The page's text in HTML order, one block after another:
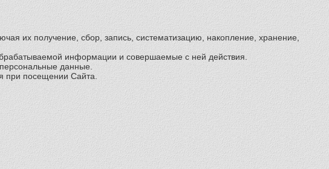
их получение, сбор, запись, систематизацию, накопление, хранение,
информации и совершаемые с ней действия.
данные.
при посещении Сайта.